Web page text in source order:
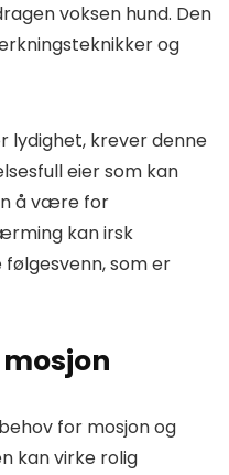
voksen hund. Den
og
lydighet, krever denne
eier som kan
å være for
kan irsk
som er
for mosjon og
kan virke rolig